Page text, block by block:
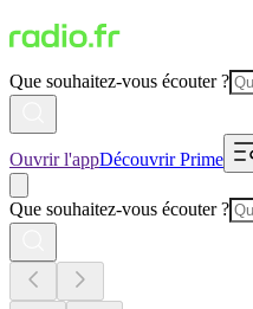
Que souhaitez-vous écouter ?
Ouvrir l'appDécouvrir Prime
Que souhaitez-vous écouter ?